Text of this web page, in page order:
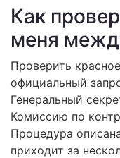
Как
меня
Проверить
официальный
Генеральный
Комиссию по
Процедура
приходит за